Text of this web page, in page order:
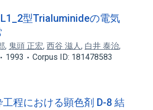
型Trialuminideの電気
, 鬼頭 正宏, 西谷 滋人, 白井 泰治,
1993 Corpus ID: 181478583
程における顕色剤 D-8 結